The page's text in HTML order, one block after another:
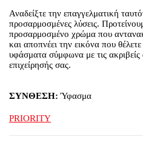
Αναδείξτε την επαγγελματική
προσαρμοσμένες λύσεις.
προσαρμοσμένο χρώμα που
και αποπνέει την εικόνα που
υφάσματα σύμφωνα με τις
επιχείρησής σας.
ΣΥΝΘΕΣΗ: Ύφασμα
PRIORITY